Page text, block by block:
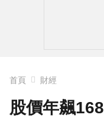
首頁 財經
股價年飆